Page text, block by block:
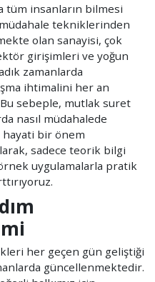
tüm insanların bilmesi
tekniklerinden
olan sanayisi, çok
girişimleri ve yoğun
zamanlarda
ihtimalini her an
sebeple, mutlak suret
nasıl müdahalede
bir önem
sadece teorik bilgi
uygulamalarla pratik
her geçen gün geliştiği
güncellenmektedir.